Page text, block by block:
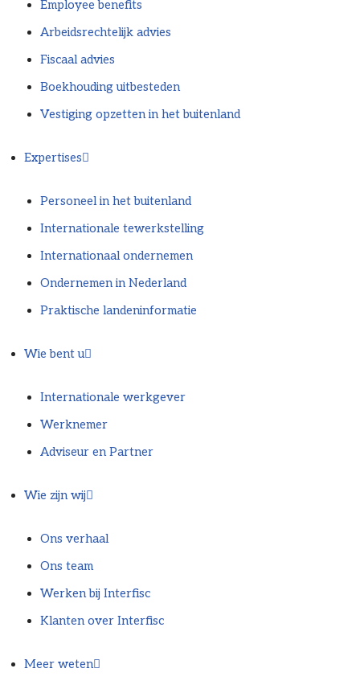
Employee benefits
Arbeidsrechtelijk advies
Fiscaal advies
Boekhouding uitbesteden
Vestiging opzetten in het buitenland
Expertises
Personeel in het buitenland
Internationale tewerkstelling
Internationaal ondernemen
Ondernemen in Nederland
Praktische landeninformatie
Wie bent u
Internationale werkgever
Werknemer
Adviseur en Partner
Wie zijn wij
Ons verhaal
Ons team
Werken bij Interfisc
Klanten over Interfisc
Meer weten